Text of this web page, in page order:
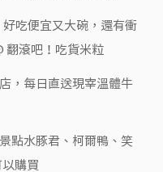
吃便宜又大碗，還有衝
翻滾吧！吃貨米粒
，每日直送現宰溫體牛
點水豚君、柯爾鴨、笑
購買